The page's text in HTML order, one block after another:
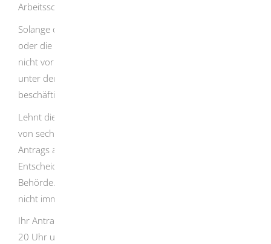
Arbeitsschutzbehörde stellen.
Solange die Aufsichtsbehörde den Antrag nicht ablehnt
oder die Beschäftigung zwischen 20 Uhr und 22 Uhr
nicht vorläufig untersagt, darf der Arbeitgeber die Frau
unter den unten stehenden Voraussetzungen
beschäftigen.
Lehnt die Aufsichtsbehörde den Antrag nicht innerhalb
von sechs Wochen nach Eingang des vollständigen
Antrags ab, gilt die Genehmigung als erteilt. Die
Entscheidung ist eine Ermessensentscheidung der
Behörde. Das bedeutet, dass bei Vorliegen aller Gründe
nicht immer eine positive Entscheidung ergehen muss.
Ihr Antrag zur Genehmigung der Beschäftigung zwischen
20 Uhr und 22 Uhr ersetzt nicht die Mitteilung zur